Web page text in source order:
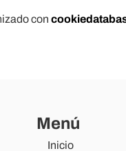
con
Menú
Inicio